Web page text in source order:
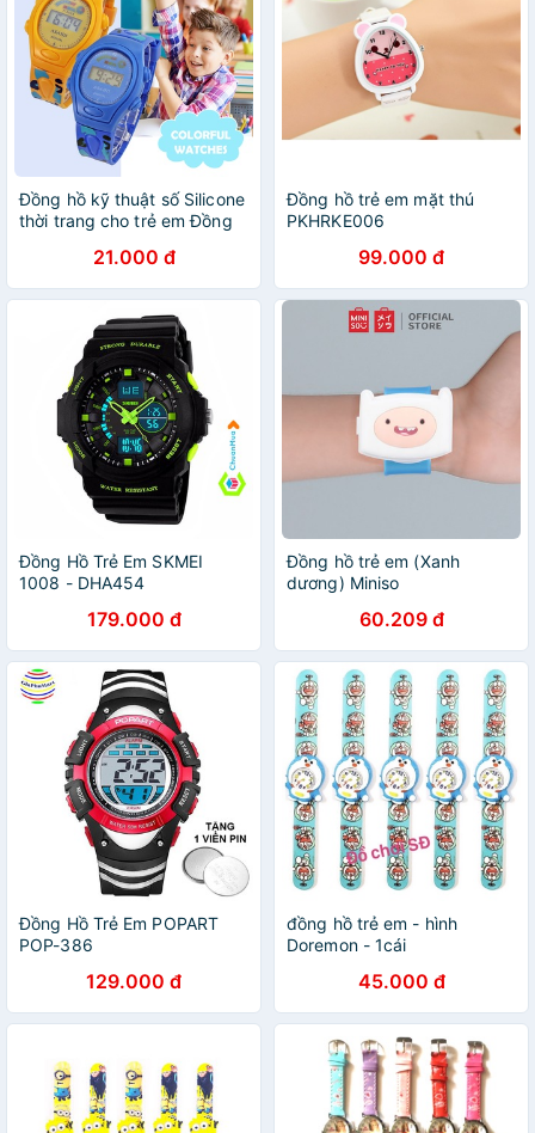
Đồng hồ kỹ thuật số Silicone
thời trang cho trẻ em Đồng
21.000 đ
Đồng hồ trẻ em mặt thú
PKHRKE006
99.000 đ
Đồng Hồ Trẻ Em SKMEI
1008 - DHA454
179.000 đ
Đồng hồ trẻ em (Xanh
dương) Miniso
60.209 đ
Đồng Hồ Trẻ Em POPART
POP-386
129.000 đ
đồng hồ trẻ em - hình
Doremon - 1cái
45.000 đ